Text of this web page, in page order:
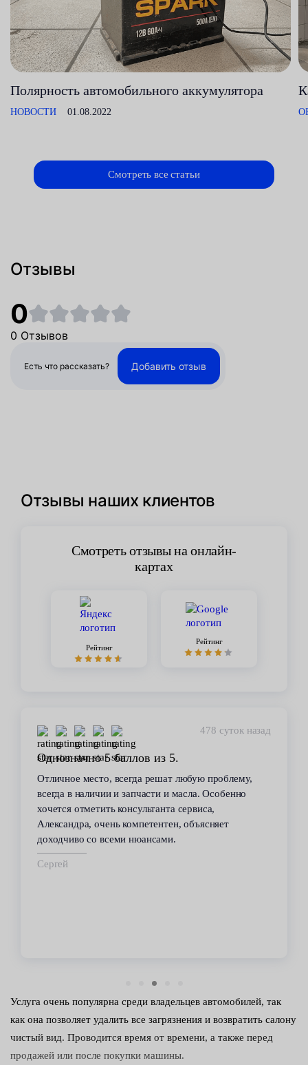
Полярность автомобильного аккумулятора
НОВОСТИ 01.08.2022
Смотреть все статьи
Отзывы
0
0 Отзывов
Есть что рассказать? Добавить отзыв
Отзывы наших клиентов
Смотреть отзывы на онлайн-
картах
Рейтинг
Рейтинг
478 суток назад
из 5.
решат любую проблему,
и масла. Особенно
сервиса,
объясняет
В течение 6 лет
сервиса. Высокий
всегда помогал решить
автомобилем проблемы.
Услуга очень популярна среди владельцев автомобилей, так
как она позволяет удалить все загрязнения и возвратить салону
чистый вид. Проводится время от времени, а также перед
продажей или после покупки машины.